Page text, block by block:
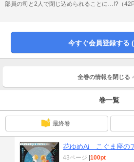
部員の司と2人で閉じ込められることに…!?（
ン：花ゆめAi Vol.29に収録されています。重
今すぐ会員登録する
全巻の情報を 閉じる
巻一覧
最終巻
花ゆめAi こぐま座の
43ページ 100pt